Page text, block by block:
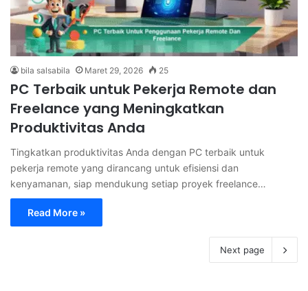
bila salsabila Maret 29, 2026 25
PC Terbaik untuk Pekerja Remote dan
Freelance yang Meningkatkan
Produktivitas Anda
Tingkatkan produktivitas Anda dengan PC terbaik untuk
pekerja remote yang dirancang untuk efisiensi dan
kenyamanan, siap mendukung setiap proyek freelance…
Read More »
Next page